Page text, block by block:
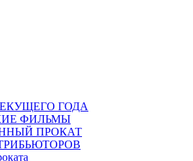
ГОДА
ФИЛЬМЫ
ПРОКАТ